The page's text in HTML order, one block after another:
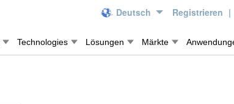
Deutsch Registrieren |
Technologies Lösungen Märkte